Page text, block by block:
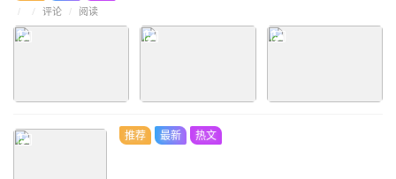
/ / 评论 / 阅读
推荐 最新 热文